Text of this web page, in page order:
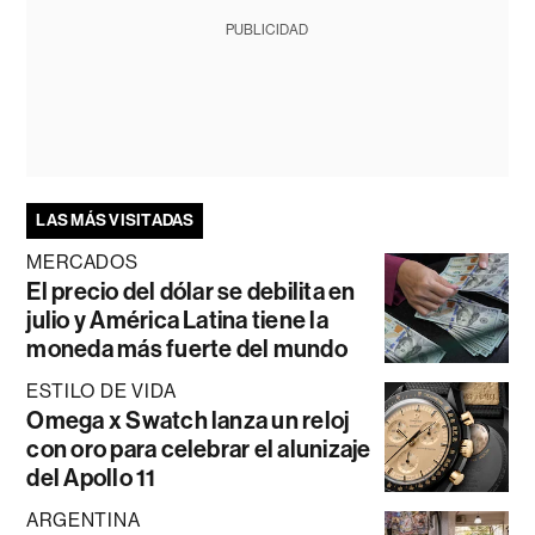
PUBLICIDAD
LAS MÁS VISITADAS
MERCADOS
El precio del dólar se debilita en
julio y América Latina tiene la
moneda más fuerte del mundo
ESTILO DE VIDA
Omega x Swatch lanza un reloj
con oro para celebrar el alunizaje
del Apollo 11
ARGENTINA